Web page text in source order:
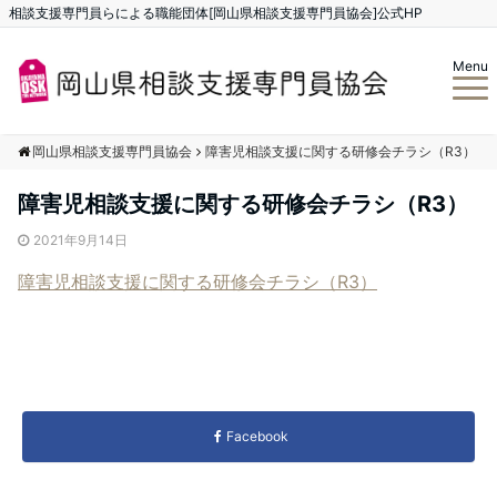
相談支援専門員らによる職能団体[岡山県相談支援専門員協会]公式HP
Menu
岡山県相談支援専門員協会 障害児相談支援に関する研修会チラシ（R3）
障害児相談支援に関する研修会チラシ（R3）
2021年9月14日
障害児相談支援に関する研修会チラシ（R3）
Facebook